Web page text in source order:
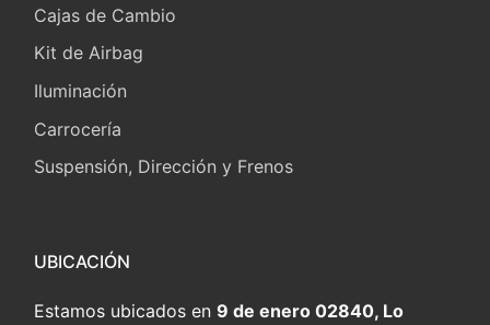
Cajas de Cambio
Kit de Airbag
Iluminación
Carrocería
Suspensión, Dirección y Frenos
UBICACIÓN
Estamos ubicados en 9 de enero 02840, Lo